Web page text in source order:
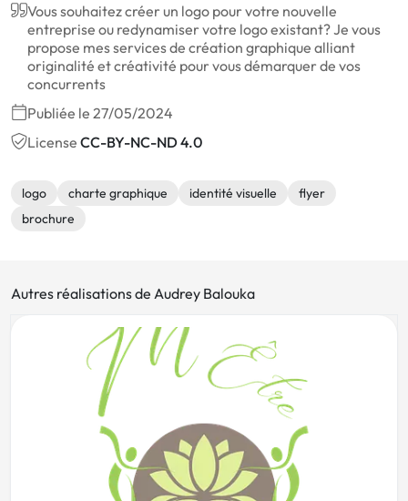
Vous souhaitez créer un logo pour votre nouvelle
entreprise ou redynamiser votre logo existant? Je vous
propose mes services de création graphique alliant
originalité et créativité pour vous démarquer de vos
concurrents
Publiée le 27/05/2024
License CC-BY-NC-ND 4.0
logo charte graphique identité visuelle
flyer
brochure
Autres réalisations de Audrey Balouka